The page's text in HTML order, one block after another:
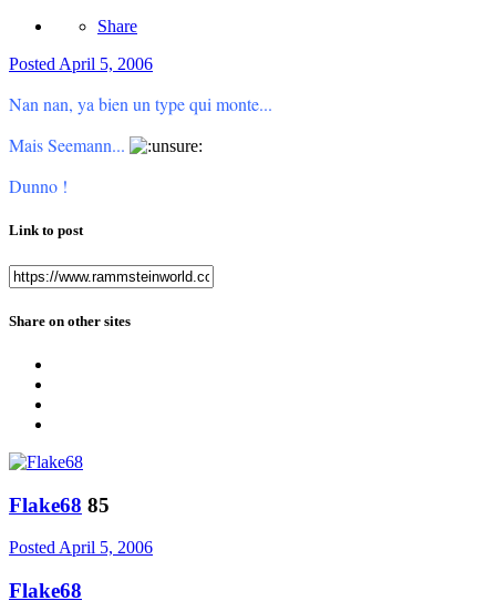
Share
Posted April 5, 2006
Nan nan, ya bien un type qui monte...
Mais Seemann...
Dunno !
Link to post
Share on other sites
Flake68 85
Posted April 5, 2006
Flake68